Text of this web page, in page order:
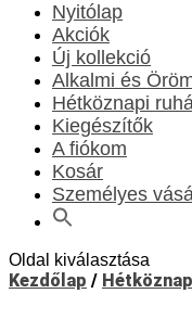
Nyitólap
Akciók
Új kollekció
Alkalmi és
Hétköznapi
Kiegészítők
A fiókom
Kosár
Személyes
Oldal kiválasztása
Kezdőlap /